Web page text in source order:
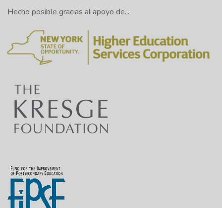
Hecho posible gracias al apoyo de...